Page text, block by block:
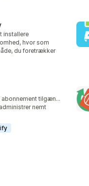
installere
hvor som
du foretrækker
alt
Gratis abonnement tilgængeligt
nemt